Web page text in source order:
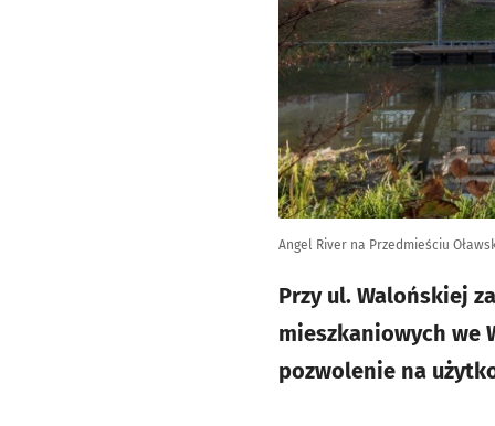
Angel River na Przedmieściu
Przy ul. Walońskiej
mieszkaniowych we
pozwolenie na